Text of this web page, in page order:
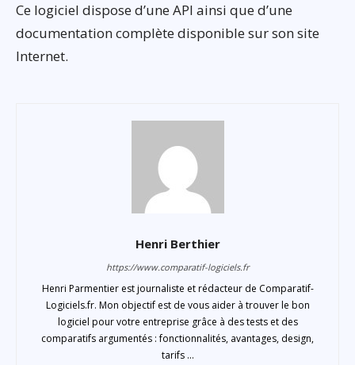
Ce logiciel dispose d’une API ainsi que d’une
documentation complète disponible sur son site
Internet.
Henri Berthier
https://www.comparatif-logiciels.fr
Henri Parmentier est journaliste et rédacteur de Comparatif-
Logiciels.fr. Mon objectif est de vous aider à trouver le bon
logiciel pour votre entreprise grâce à des tests et des
comparatifs argumentés : fonctionnalités, avantages, design,
tarifs ...